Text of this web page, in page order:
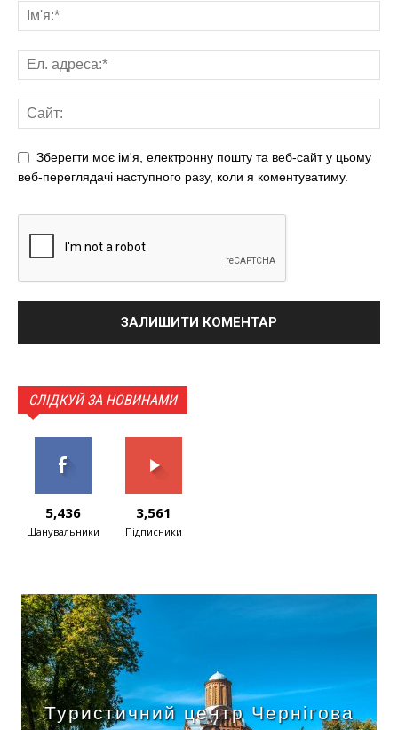
Зберегти моє ім'я, електронну пошту та веб-сайт у цьому
веб-переглядачі наступного разу, коли я коментуватиму.
СЛІДКУЙ ЗА НОВИНАМИ
5,436
Шанувальники
3,561
Підписники
Туристичний центр Чернігова